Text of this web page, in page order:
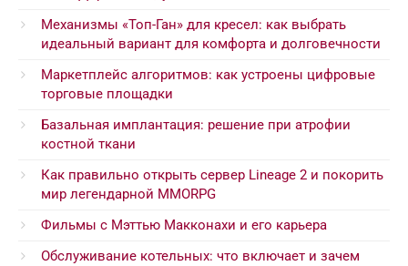
Механизмы «Топ-Ган» для кресел: как выбрать
идеальный вариант для комфорта и долговечности
Маркетплейс алгоритмов: как устроены цифровые
торговые площадки
Базальная имплантация: решение при атрофии
костной ткани
Как правильно открыть сервер Lineage 2 и покорить
мир легендарной MMORPG
Фильмы с Мэттью Макконахи и его карьера
Обслуживание котельных: что включает и зачем